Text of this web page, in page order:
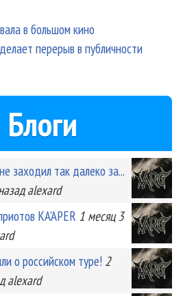
в большом кино
перерыв в публичности
Блоги
так далеко за...
alexard
KA'APER 1 месяц 3
о российском туре! 2
alexard